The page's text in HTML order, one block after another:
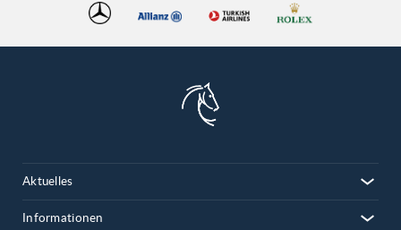
Aktuelles
Informationen